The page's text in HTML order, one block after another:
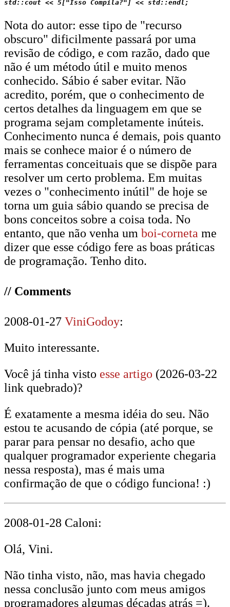
Nota do autor: esse tipo de "recurso
obscuro" dificilmente passará por uma
revisão de código, e com razão, dado que
não é um método útil e muito menos
conhecido. Sábio é saber evitar. Não
acredito, porém, que o conhecimento de
certos detalhes da linguagem em que se
programa sejam completamente inúteis.
Conhecimento nunca é demais, pois quanto
mais se conhece maior é o número de
ferramentas conceituais que se dispõe para
resolver um certo problema. Em muitas
vezes o "conhecimento inútil" de hoje se
torna um guia sábio quando se precisa de
bons conceitos sobre a coisa toda. No
entanto, que não venha um boi-corneta me
dizer que esse código fere as boas práticas
de programação. Tenho dito.
// Comments
2008-01-27 ViniGodoy:
Muito interessante.
Você já tinha visto esse artigo (2026-03-22
link quebrado)?
É exatamente a mesma idéia do seu. Não
estou te acusando de cópia (até porque, se
parar para pensar no desafio, acho que
qualquer programador experiente chegaria
nessa resposta), mas é mais uma
confirmação de que o código funciona! :)
2008-01-28 Caloni:
Olá, Vini.
Não tinha visto, não, mas havia chegado
nessa conclusão junto com meus amigos
programadores algumas décadas atrás =).